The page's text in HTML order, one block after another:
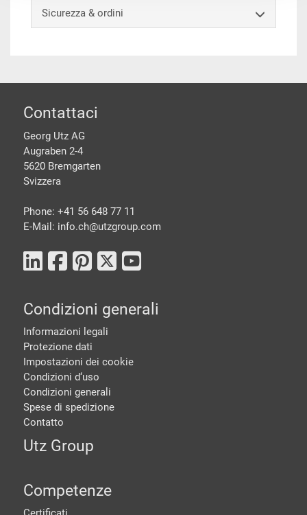
Sicurezza & ordini
piè di pagine
Contattaci
Georg Utz AG
Augraben 2-4
5620 Bremgarten
Svizzera
Phone: +41 56 648 77 11
E-Mail: info.ch@utzgroup.com
Condizioni generali
Informazioni legali
Protezione dati
Impostazioni dei cookie
Condizioni d‘uso
Condizioni generali
Spese di spedizione
Contatto
Utz Group
Competenze